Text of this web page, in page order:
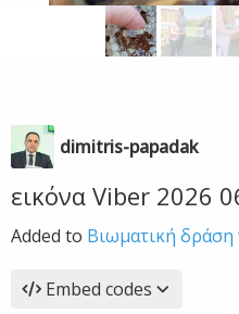
dimitris-papadak
εικόνα Viber 2026
Added to Βιωματική δράση
Embed codes